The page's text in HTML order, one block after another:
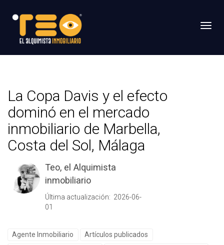
La Copa Davis y el efecto
dominó en el mercado
inmobiliario de Marbella,
Costa del Sol, Málaga
Teo, el Alquimista
inmobiliario
Última actualización: 2026-06-
01
Agente Inmobiliario
Artículos publicados